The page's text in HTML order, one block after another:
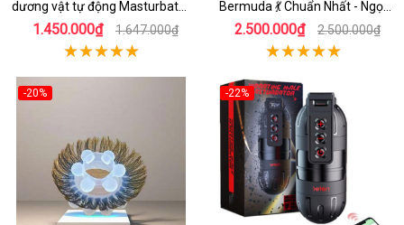
dương vật tự động Masturbator
Cup tỏa nhiệt
1.450.000₫ 1.647.000₫
Bermuda 💃 Chuẩn Nhất - Ngọt
Ngào Hứng Khởi
2.500.000₫ 2.500.000₫
-20% -22%